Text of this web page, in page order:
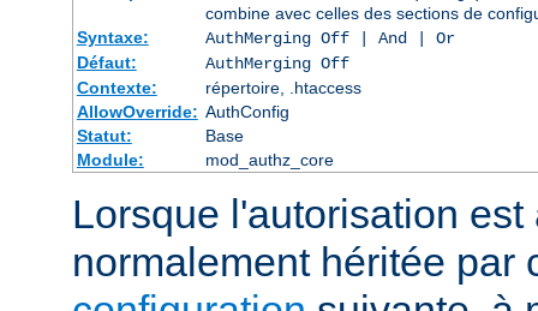
combine avec celles des sections de
Syntaxe:
AuthMerging Off | And | Or
Défaut:
AuthMerging Off
Contexte:
répertoire, .htaccess
AllowOverride: AuthConfig
Statut:
Base
Module:
mod_authz_core
Lorsque l'autorisation
normalement héritée par